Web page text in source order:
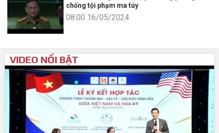
chống tội phạm ma túy
08:00 16/05/2024
VIDEO NỔI BẬT